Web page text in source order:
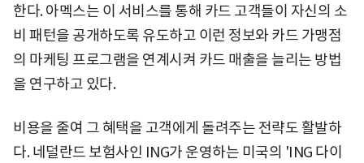
한다. 아멕스는 이 서비스를 통해 카드 고객들이 자신의 소
비 패턴을 공개하도록 유도하고 이런 정보와 카드 가맹점
의 마케팅 프로그램을 연계시켜 카드 매출을 늘리는 방법
을 연구하고 있다.
비용을 줄여 그 혜택을 고객에게 돌려주는 전략도 활발하
다. 네덜란드 보험사인 ING가 운영하는 미국의 'ING 다이